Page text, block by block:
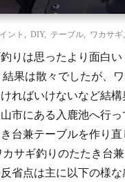
ント DIY, テーブル ワカサギ
りは思ったより面白
結果は散々でしたが、
ければいけないなど結
市にある入鹿池へ行
台兼テーブルを作り
カサギ釣りのたたき台
省点は主に以下の様